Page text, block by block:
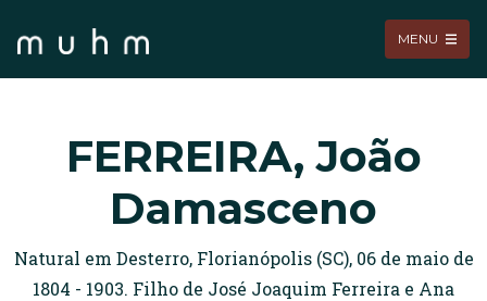
MENU
FERREIRA, João
Damasceno
Natural em Desterro, Florianópolis (SC), 06 de maio de
1804 - 1903. Filho de José Joaquim Ferreira e Ana